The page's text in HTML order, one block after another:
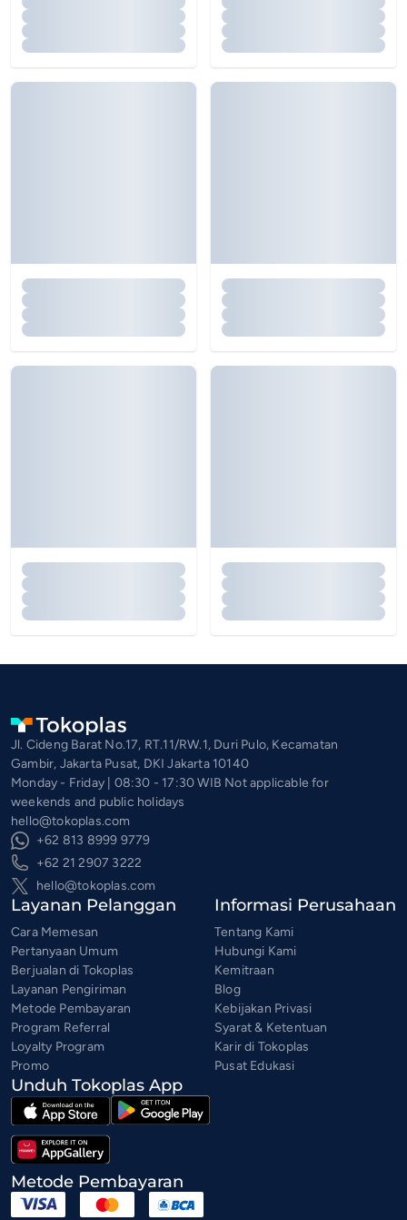
Jl. Cideng Barat No.17, RT.11/RW.1, Duri Pulo, Kecamatan
Gambir, Jakarta Pusat, DKI Jakarta 10140
Monday - Friday | 08:30 - 17:30 WIB Not applicable for
weekends and public holidays
hello@tokoplas.com
+62 813 8999 9779
+62 21 2907 3222
hello@tokoplas.com
Layanan Pelanggan
Cara Memesan
Pertanyaan Umum
Berjualan di Tokoplas
Layanan Pengiriman
Metode Pembayaran
Program Referral
Loyalty Program
Promo
Informasi Perusahaan
Tentang Kami
Hubungi Kami
Kemitraan
Blog
Kebijakan Privasi
Syarat & Ketentuan
Karir di Tokoplas
Pusat Edukasi
Unduh Tokoplas App
Metode Pembayaran